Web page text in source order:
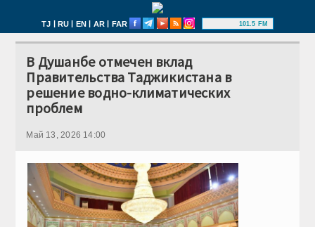
TJ | RU | EN | AR | FAR 101.5 FM
В Душанбе отмечен вклад
Правительства Таджикистана в
решение водно-климатических
проблем
Май 13, 2026 14:00